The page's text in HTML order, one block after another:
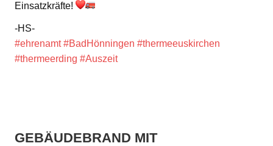
Einsatzkräfte!
-HS-
#ehrenamt #BadHönningen #thermeeuskirchen
#thermeerding #Auszeit
GEBÄUDEBRAND MIT